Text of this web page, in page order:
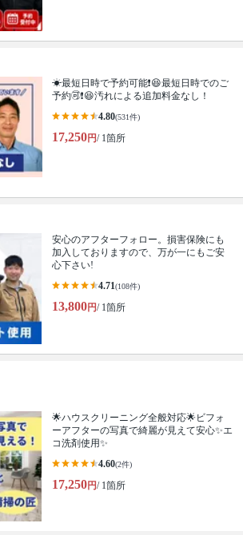
☀最短日時で予約可能❗😆最短日時でのご
予約🉑❗️😆汚れによる追加料金なし！
4.80(531件)
17,250円/ 1箇所
安心のアフターフォロー。損害保険にも
加入しておりますので、万が一にもご安
心下さい!
4.71(108件)
13,800円/ 1箇所
🌟ハウスクリーニング全般対応🌟ビフォ
ーアフターの写真で綺麗が見えて安心✨エ
コ洗剤使用✨
4.60(2件)
17,250円/ 1箇所